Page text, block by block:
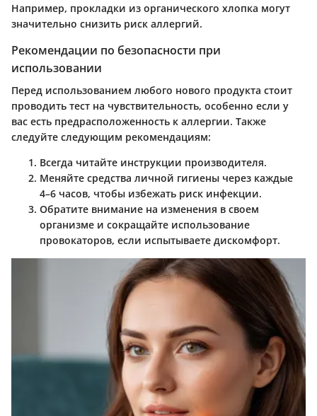
Например, прокладки из органического хлопка могут
значительно снизить риск аллергий.
Рекомендации по безопасности при
использовании
Перед использованием любого нового продукта стоит
проводить тест на чувствительность, особенно если у
вас есть предрасположенность к аллергии. Также
следуйте следующим рекомендациям:
Всегда читайте инструкции производителя.
Меняйте средства личной гигиены через каждые
4–6 часов, чтобы избежать риск инфекции.
Обратите внимание на изменения в своем
организме и сокращайте использование
провокаторов, если испытываете дискомфорт.